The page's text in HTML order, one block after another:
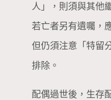
人」，則須與其他
若亡者另有遺囑，
但仍須注意「特留
排除。
配偶過世後，生存